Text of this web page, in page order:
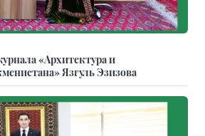
«Архитектура и
Язгуль Эзизова